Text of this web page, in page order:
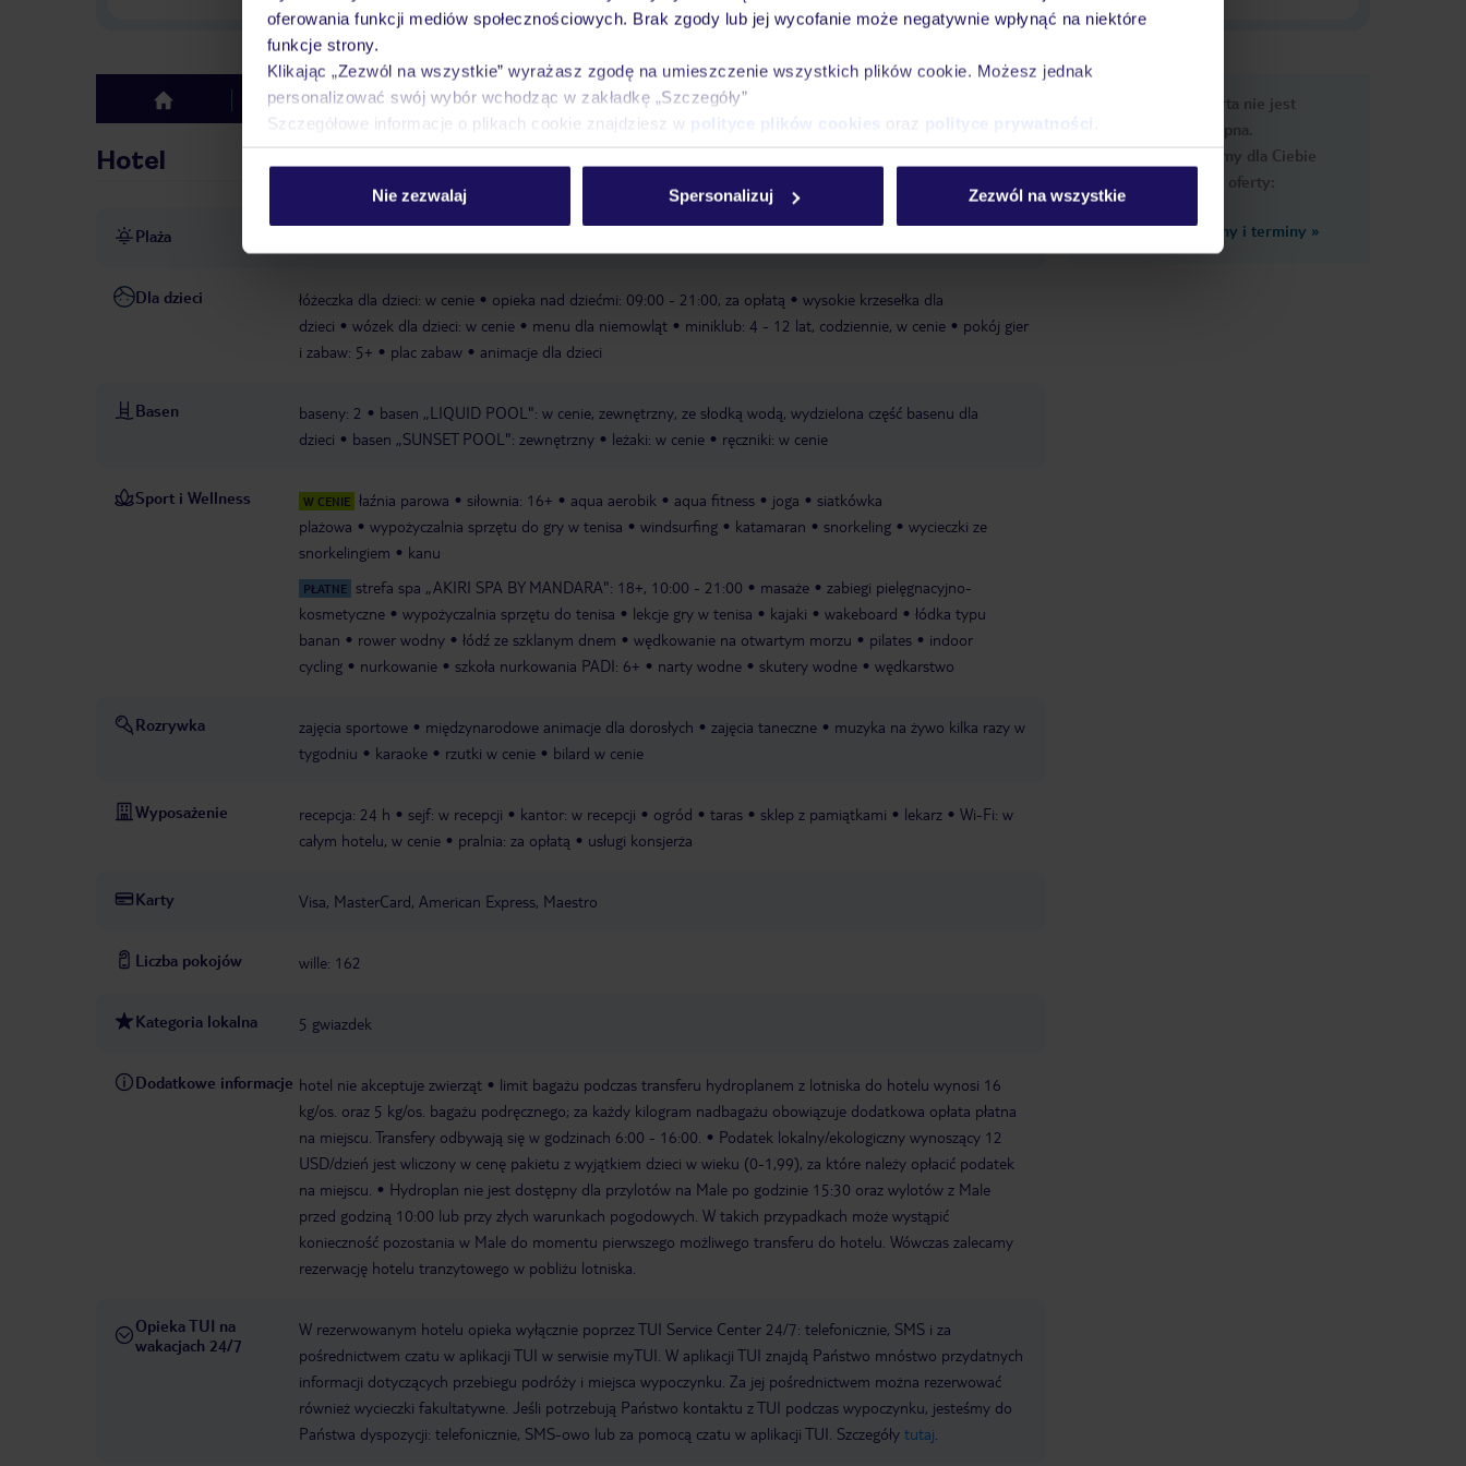
oferowania funkcji mediów społecznościowych. Brak zgody lub jej wycofanie może negatywnie wpłynąć na niektóre
funkcje strony.
Klikając „Zezwól na wszystkie” wyrażasz zgodę na umieszczenie wszystkich plików cookie. Możesz jednak
personalizować swój wybór wchodząc w zakładkę „Szczegóły”
Szczegółowe informacje o plikach cookie znajdziesz w polityce plików cookies oraz polityce prywatności
Nie zezwalaj Spersonalizuj Zezwól na wszystkie
top Hotel Opinie Pokoje Wyżywienie
Hotel
Plaża
Dla dzieci łóżeczka dla dzieci: w cenie opieka nad dziećmi: 09:00 - 21:00, za opłatą
wysokie krzesełka dla
dzieci
wózek dla dzieci: w cenie menu dla niemowląt miniklub: 4 - 12 lat, codziennie, w cenie
pokój gier
i zabaw: 5+
plac zabaw animacje dla dzieci
Basen baseny: 2
basen „LIQUID POOL": w cenie, zewnętrzny, ze słodką wodą, wydzielona część basenu dla
dzieci
basen „SUNSET POOL": zewnętrzny leżaki: w cenie ręczniki: w cenie
Sport i Wellness W CENIE łaźnia parowa siłownia: 16+ aqua aerobik aqua fitness joga
siatkówka
plażowa
wypożyczalnia sprzętu do gry w tenisa windsurfing katamaran snorkeling
wycieczki ze
snorkelingiem
kanu
PŁATNE strefa spa „AKIRI SPA BY MANDARA": 18+, 10:00 - 21:00 masaże
zabiegi pielęgnacyjno-
kosmetyczne
wypożyczalnia sprzętu do tenisa lekcje gry w tenisa kajaki wakeboard
łódka typu
banan
rower wodny łódź ze szklanym dnem wędkowanie na otwartym morzu pilates
indoor
cycling
nurkowanie szkoła nurkowania PADI: 6+ narty wodne skutery wodne wędkarstwo
Rozrywka zajęcia sportowe międzynarodowe animacje dla dorosłych zajęcia taneczne
muzyka na żywo kilka razy w
tygodniu
karaoke rzutki w cenie bilard w cenie
Wyposażenie recepcja: 24 h sejf: w recepcji kantor: w recepcji ogród taras sklep z pamiątkami lekarz
Wi-Fi: w
całym hotelu, w cenie
pralnia: za opłatą usługi konsjerża
Karty Visa, MasterCard, American Express, Maestro
Liczba pokojów wille: 162
Kategoria lokalna 5 gwiazdek
Dodatkowe informacje hotel nie akceptuje zwierząt
limit bagażu podczas transferu hydroplanem z lotniska do hotelu wynosi 16
kg/os. oraz 5 kg/os. bagażu podręcznego; za każdy kilogram nadbagażu obowiązuje dodatkowa opłata płatna
na miejscu. Transfery odbywają się w godzinach 6:00 - 16:00.
Podatek lokalny/ekologiczny wynoszący 12
USD/dzień jest wliczony w cenę pakietu z wyjątkiem dzieci w wieku (0-1,99), za które należy opłacić podatek
na miejscu.
Hydroplan nie jest dostępny dla przylotów na Male po godzinie 15:30 oraz wylotów z Male
przed godziną 10:00 lub przy złych warunkach pogodowych. W takich przypadkach może wystąpić
konieczność pozostania w Male do momentu pierwszego możliwego transferu do hotelu. Wówczas zalecamy
rezerwację hotelu tranzytowego w pobliżu lotniska.
Opieka TUI na
wakacjach 24/7
W rezerwowanym hotelu opieka wyłącznie poprzez TUI Service Center 24/7: telefonicznie, SMS i za
pośrednictwem czatu w aplikacji TUI w serwisie myTUI. W aplikacji TUI znajdą Państwo mnóstwo przydatnych
informacji dotyczących przebiegu podróży i miejsca wypoczynku. Za jej pośrednictwem można rezerwować
również wycieczki fakultatywne. Jeśli potrzebują Państwo kontaktu z TUI podczas wypoczynku, jesteśmy do
Państwa dyspozycji: telefonicznie, SMS-owo lub za pomocą czatu w aplikacji TUI. Szczegóły tutaj
Ups, ta oferta nie jest
dostępna.
Przygotowaliśmy dla Ciebie
podobne oferty:
Zobacz inne ceny i terminy »